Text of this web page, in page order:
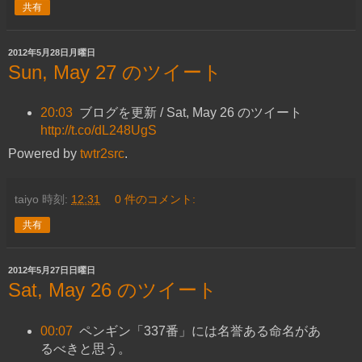
共有
2012年5月28日月曜日
Sun, May 27 のツイート
20:03 ブログを更新 / Sat, May 26 のツイート
http://t.co/dL248UgS
Powered by twtr2src.
taiyo 時刻: 12:31 0 件のコメント:
共有
2012年5月27日日曜日
Sat, May 26 のツイート
00:07 ペンギン「337番」には名誉ある命名があ
るべきと思う。